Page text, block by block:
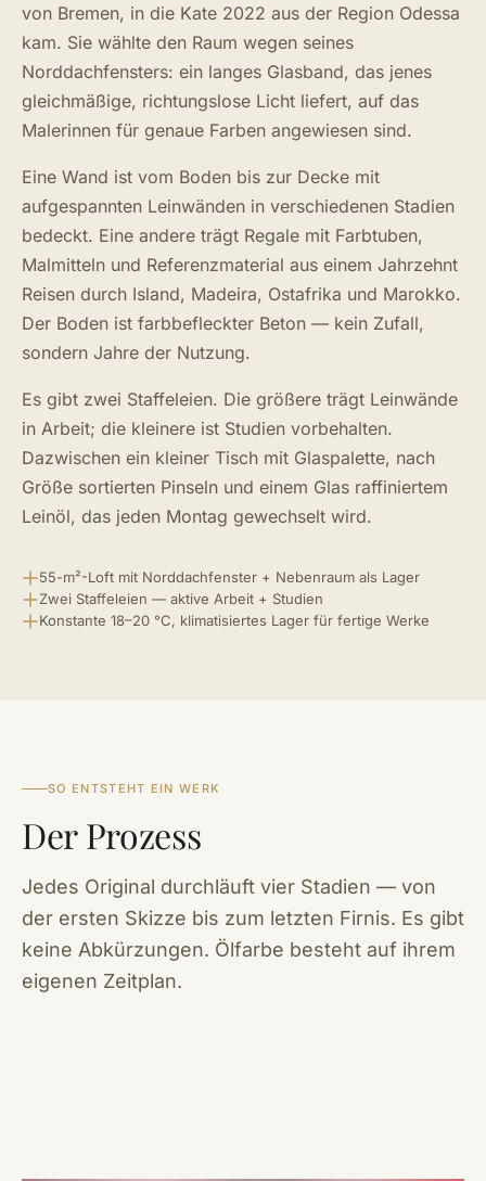
von Bremen, in die Kate 2022 aus der Region Odessa
kam. Sie wählte den Raum wegen seines
Norddachfensters: ein langes Glasband, das jenes
gleichmäßige, richtungslose Licht liefert, auf das
Malerinnen für genaue Farben angewiesen sind.
Eine Wand ist vom Boden bis zur Decke mit
aufgespannten Leinwänden in verschiedenen Stadien
bedeckt. Eine andere trägt Regale mit Farbtuben,
Malmitteln und Referenzmaterial aus einem Jahrzehnt
Reisen durch Island, Madeira, Ostafrika und Marokko.
Der Boden ist farbbefleckter Beton — kein Zufall,
sondern Jahre der Nutzung.
Es gibt zwei Staffeleien. Die größere trägt Leinwände
in Arbeit; die kleinere ist Studien vorbehalten.
Dazwischen ein kleiner Tisch mit Glaspalette, nach
Größe sortierten Pinseln und einem Glas raffiniertem
Leinöl, das jeden Montag gewechselt wird.
55-m²-Loft mit Norddachfenster + Nebenraum als Lager
Zwei Staffeleien — aktive Arbeit + Studien
Konstante 18–20 °C, klimatisiertes Lager für fertige Werke
SO ENTSTEHT EIN WERK
Der Prozess
Jedes Original durchläuft vier Stadien — von
der ersten Skizze bis zum letzten Firnis. Es gibt
keine Abkürzungen. Ölfarbe besteht auf ihrem
eigenen Zeitplan.